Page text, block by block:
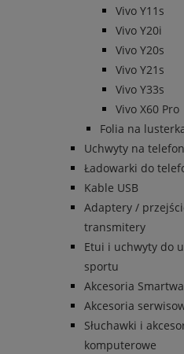
Vivo Y11s
Vivo Y20i
Vivo Y20s
Vivo Y21s
Vivo Y33s
Vivo X60 Pro
Folia na
Uchwyty na telefon
Ładowarki do
Kable USB
Adaptery /
transmitery
Etui i uchwyty do
sportu
Akcesoria
Akcesoria
Słuchawki i
komputerowe